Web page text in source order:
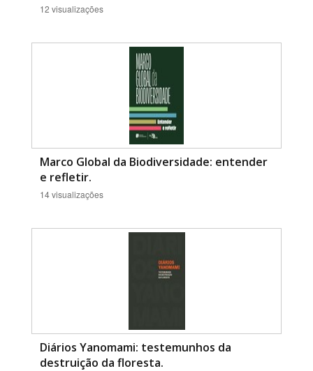
12 visualizações
Marco Global da Biodiversidade: entender
e refletir.
14 visualizações
Diários Yanomami: testemunhos da
destruição da floresta.